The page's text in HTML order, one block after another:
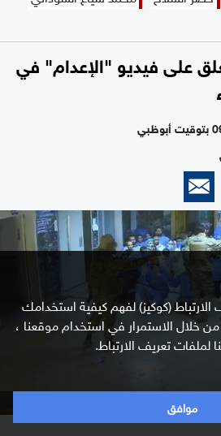
(كوكيز) لفهم كيفية استخدامك
خلال الاستمرار في استخدام موقعنا ،
تعريف الارتباط.
موافق
على فيديو "الإعدام" في